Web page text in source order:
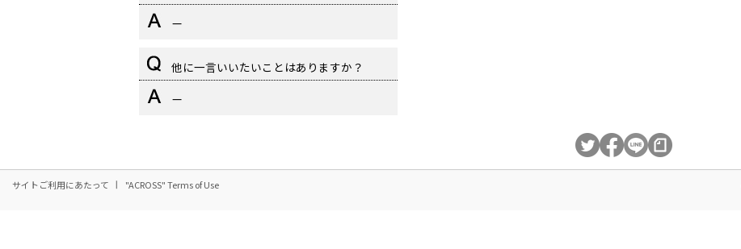
—
他に一言いいたいことはありますか？
—
サイトご利用にあたって "ACROSS" Terms of Use